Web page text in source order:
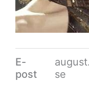
E-
post
se